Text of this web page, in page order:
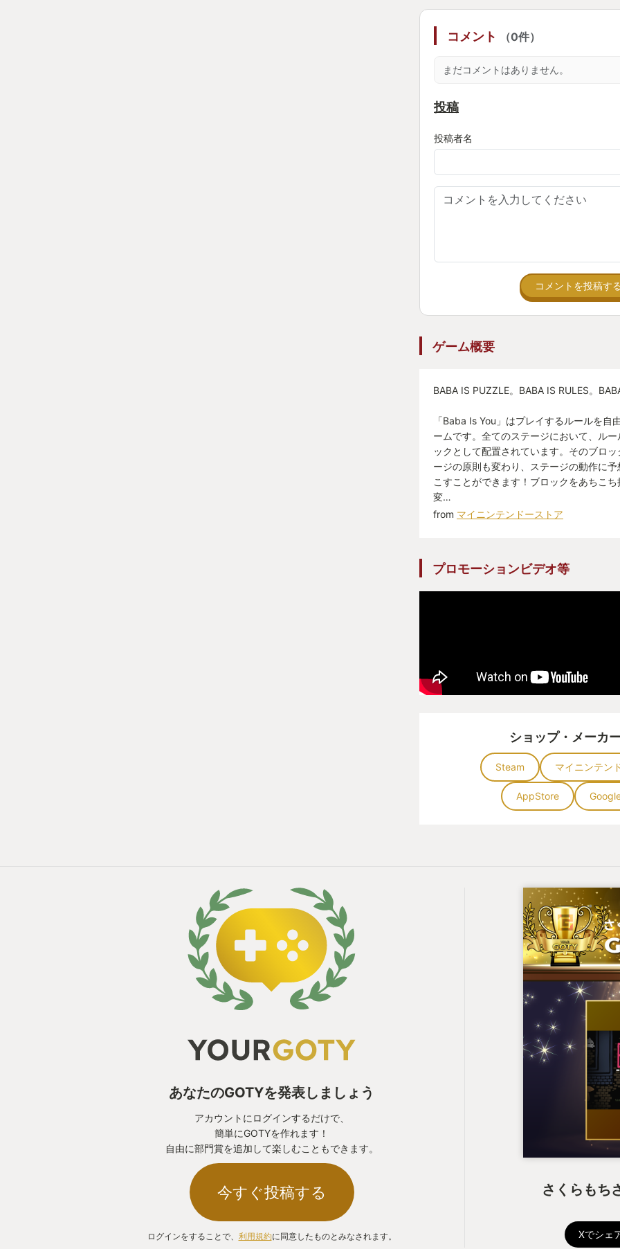
コメント （0件）
まだコメントはありません。
投稿
投稿者名
コメントを投稿す
ゲーム概要
BABA IS PUZZLE。BABA IS RULES。
「Baba Is You」はプレイするルールを自
ームです。全てのステージにおいて、ル
ックとして配置されています。そのブロ
ージの原則も変わり、ステージの動作に
こすことができます！ブロックをあちこ
変…
from マイニンテンドーストア
プロモーションビデオ等
ショップ・メーカ
Steam マイニンテン
AppStore
あなたのGOTYを発表しましょう
アカウントにログインするだけで、
簡単にGOTYを作れます！
自由に部門賞を追加して楽しむこともできます。
今すぐ投稿する
ログインをすることで、 利用規約に同意したものとみなされます。
さくらもち
Xでシェ